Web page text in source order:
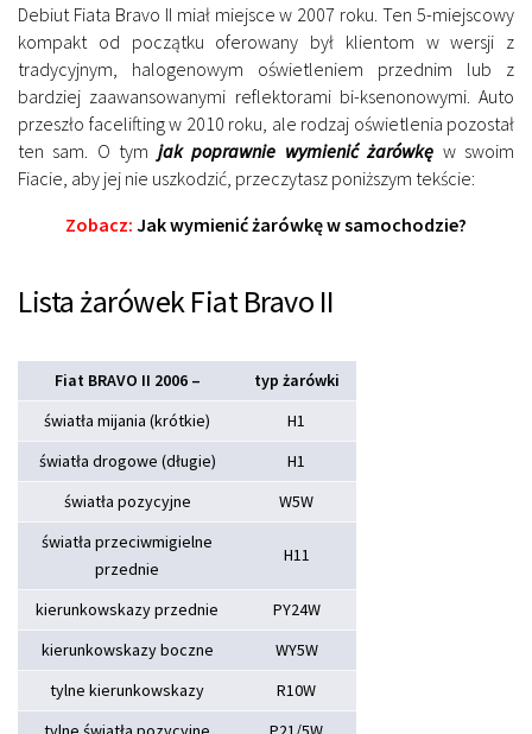
Debiut Fiata Bravo II miał miejsce w 2007 roku. Ten 5-miejscowy
kompakt od początku oferowany był klientom w wersji z
tradycyjnym, halogenowym oświetleniem przednim lub z
bardziej zaawansowanymi reflektorami bi-ksenonowymi. Auto
przeszło facelifting w 2010 roku, ale rodzaj oświetlenia pozostał
ten sam. O tym jak poprawnie wymienić żarówkę w swoim
Fiacie, aby jej nie uszkodzić, przeczytasz poniższym tekście:
Zobacz: Jak wymienić żarówkę w samochodzie?
Lista żarówek Fiat Bravo II
Fiat BRAVO II 2006 –
typ żarówki
światła mijania (krótkie)
H1
światła drogowe (długie)
H1
światła pozycyjne
W5W
światła przeciwmigielne
przednie
H11
kierunkowskazy przednie
PY24W
kierunkowskazy boczne
WY5W
tylne kierunkowskazy
R10W